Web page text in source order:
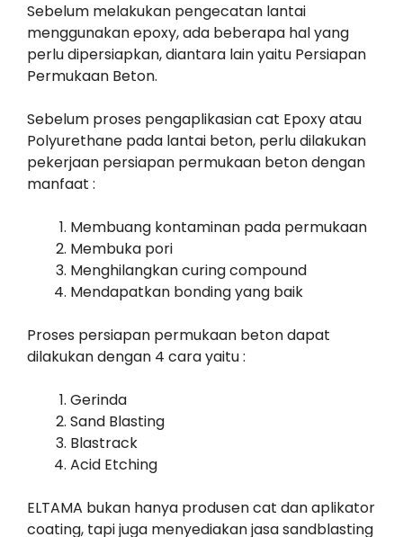
Sebelum melakukan pengecatan lantai
menggunakan epoxy, ada beberapa hal yang
perlu dipersiapkan, diantara lain yaitu Persiapan
Permukaan Beton.
Sebelum proses pengaplikasian cat Epoxy atau
Polyurethane pada lantai beton, perlu dilakukan
pekerjaan persiapan permukaan beton dengan
manfaat :
Membuang kontaminan pada permukaan
Membuka pori
Menghilangkan curing compound
Mendapatkan bonding yang baik
Proses persiapan permukaan beton dapat
dilakukan dengan 4 cara yaitu :
Gerinda
Sand Blasting
Blastrack
Acid Etching
ELTAMA bukan hanya produsen cat dan aplikator
coating, tapi juga menyediakan jasa sandblasting